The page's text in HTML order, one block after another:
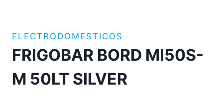
ELECTRODOMESTICOS
FRIGOBAR BORD MI50S-
M 50LT SILVER